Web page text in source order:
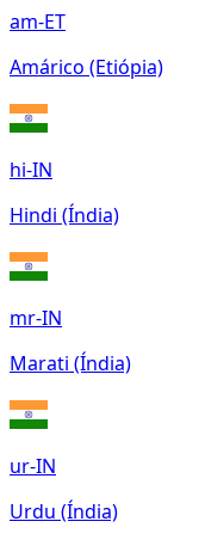
am-ET
Amárico (Etiópia)
hi-IN
Hindi (Índia)
mr-IN
Marati (Índia)
ur-IN
Urdu (Índia)